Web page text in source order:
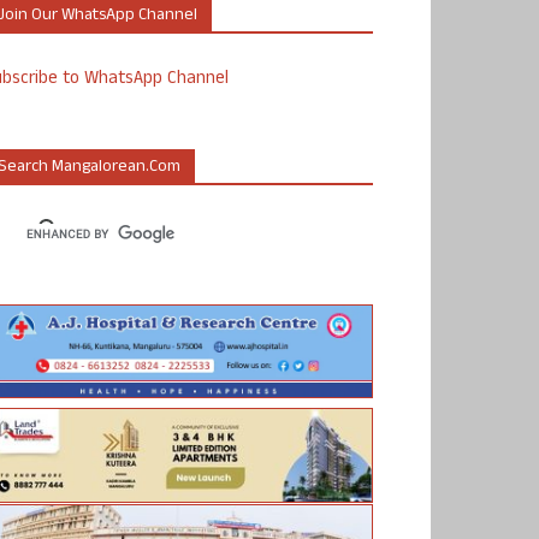
Our WhatsApp Channel
to WhatsApp Channel
Mangalorean.com